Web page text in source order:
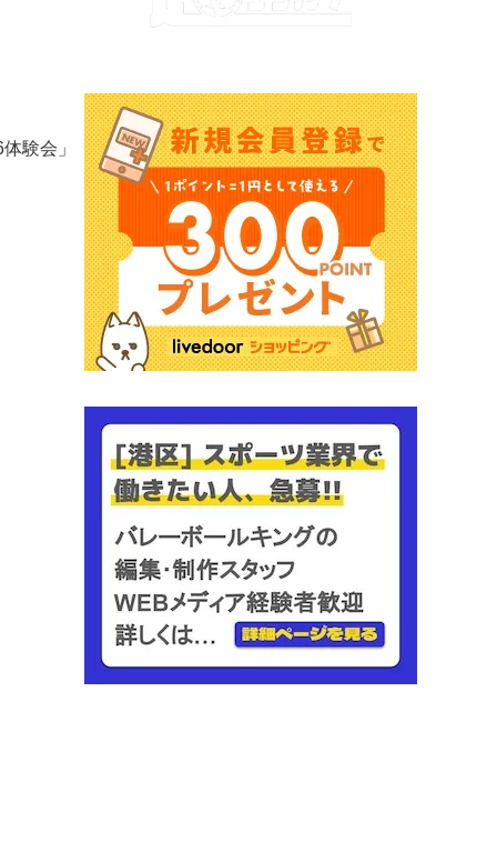
験会」